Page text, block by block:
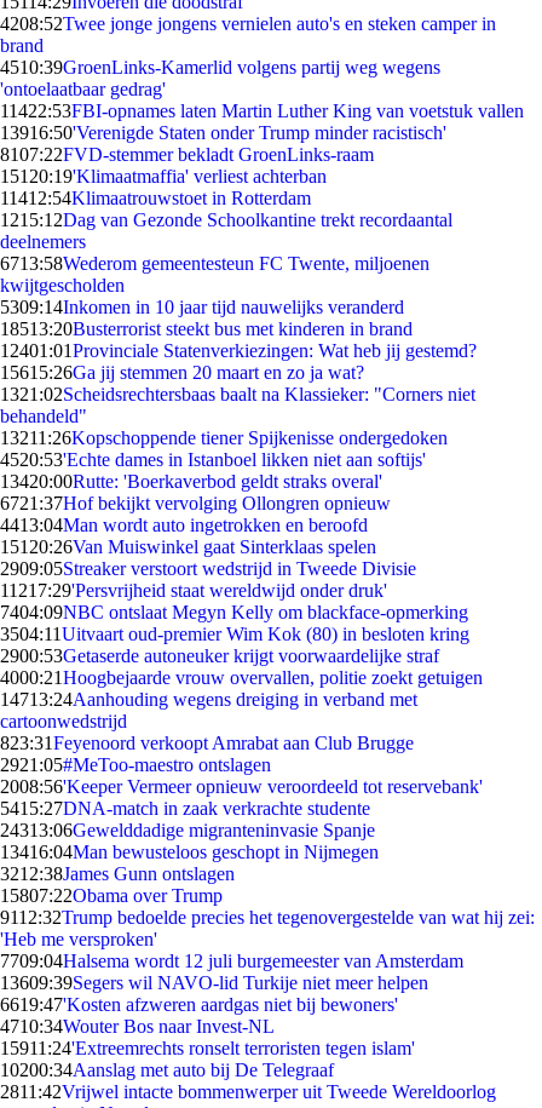
4208:52Twee jonge jongens vernielen auto's en steken camper in
brand
4510:39GroenLinks-Kamerlid volgens partij weg wegens
'ontoelaatbaar gedrag'
11422:53FBI-opnames laten Martin Luther King van voetstuk vallen
13916:50'Verenigde Staten onder Trump minder racistisch'
8107:22FVD-stemmer bekladt GroenLinks-raam
151 20:19'Klimaatmaffia' verliest achterban
11412:54Klimaatrouwstoet in Rotterdam
1215:12Dag van Gezonde Schoolkantine trekt recordaantal
deelnemers
6713:58Wederom gemeentesteun FC Twente, miljoenen
kwijtgescholden
5309:14Inkomen in 10 jaar tijd nauwelijks veranderd
18513:20Busterrorist steekt bus met kinderen in brand
12401:01Provinciale Statenverkiezingen: Wat heb jij gestemd?
15615:26Ga jij stemmen 20 maart en zo ja wat?
1321:02Scheidsrechtersbaas baalt na Klassieker: "Corners niet
behandeld"
13211:26Kopschoppende tiener Spijkenisse ondergedoken
4520:53'Echte dames in Istanboel likken niet aan softijs'
13420:00Rutte: 'Boerkaverbod geldt straks overal'
6721:37Hof bekijkt vervolging Ollongren opnieuw
4413:04Man wordt auto ingetrokken en beroofd
151 20:26Van Muiswinkel gaat Sinterklaas spelen
2909:05Streaker verstoort wedstrijd in Tweede Divisie
11217:29'Persvrijheid staat wereldwijd onder druk'
7404:09NBC ontslaat Megyn Kelly om blackface-opmerking
3504:11Uitvaart oud-premier Wim Kok (80) in besloten kring
2900:53Getaserde autoneuker krijgt voorwaardelijke straf
4000:21Hoogbejaarde vrouw overvallen, politie zoekt getuigen
14713:24Aanhouding wegens dreiging in verband met
cartoonwedstrijd
823:31Feyenoord verkoopt Amrabat aan Club Brugge
2921:05#MeToo-maestro ontslagen
2008:56'Keeper Vermeer opnieuw veroordeeld tot reservebank'
5415:27DNA-match in zaak verkrachte studente
24313:06Gewelddadige migranteninvasie Spanje
13416:04Man bewusteloos geschopt in Nijmegen
3212:38James Gunn ontslagen
15807:22Obama over Trump
9112:32Trump bedoelde precies het tegenovergestelde van wat hij zei:
'Heb me versproken'
7709:04Halsema wordt 12 juli burgemeester van Amsterdam
13609:39Segers wil NAVO-lid Turkije niet meer helpen
6619:47'Kosten afzweren aardgas niet bij bewoners'
4710:34Wouter Bos naar Invest-NL
15911:24'Extreemrechts ronselt terroristen tegen islam'
10200:34Aanslag met auto bij De Telegraaf
2811:42Vrijwel intacte bommenwerper uit Tweede Wereldoorlog